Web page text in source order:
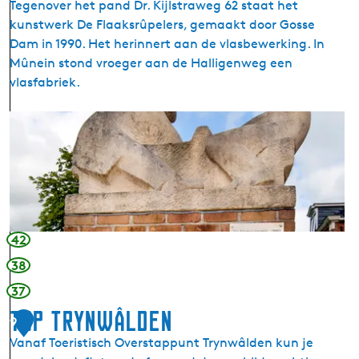
k
e
m
a
-
u
j
k
t
o
r
e
n
h
M
o
n
u
u
w
e
p
e
t
Tegenover het pand Dr. Kijlstraweg 62 staat het
kunstwerk De Flaaksrûpelers, gemaakt door Gosse
Dam in 1990. Het herinnert aan de vlasbewerking. In
Mûnein stond vroeger aan de Halligenweg een
vlasfabriek.
e
r
k
d
e
F
42
38
37
9
TOP Trynwâlden
Vanaf Toeristisch Overstappunt Trynwâlden kun je